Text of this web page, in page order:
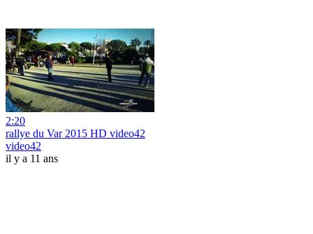
2:20
rallye du Var 2015 HD video42
video42
il y a 11 ans